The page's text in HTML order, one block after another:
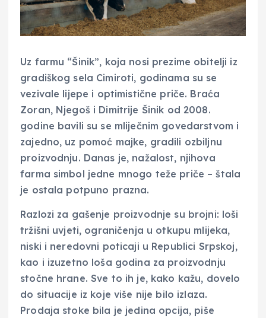
Uz farmu “Šinik”, koja nosi prezime obitelji iz
gradiškog sela Cimiroti, godinama su se
vezivale lijepe i optimistične priče. Braća
Zoran, Njegoš i Dimitrije Šinik od 2008.
godine bavili su se mliječnim govedarstvom i
zajedno, uz pomoć majke, gradili ozbiljnu
proizvodnju. Danas je, nažalost, njihova
farma simbol jedne mnogo teže priče – štala
je ostala potpuno prazna.
Razlozi za gašenje proizvodnje su brojni: loši
tržišni uvjeti, ograničenja u otkupu mlijeka,
niski i neredovni poticaji u Republici Srpskoj,
kao i izuzetno loša godina za proizvodnju
stočne hrane. Sve to ih je, kako kažu, dovelo
do situacije iz koje više nije bilo izlaza.
Prodaja stoke bila je jedina opcija, piše